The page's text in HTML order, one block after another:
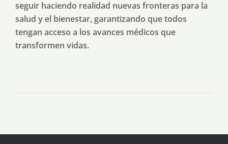
seguir haciendo realidad nuevas fronteras para la
salud y el bienestar, garantizando que todos
tengan acceso a los avances médicos que
transformen vidas.